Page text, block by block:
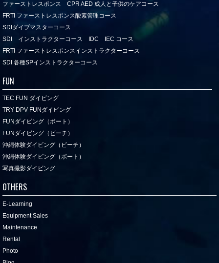
ファーストレスポンス CPR AED 成人と子供のケアコース
FRTI ファーストレスポンス酸素管理コース
SDIダイブマスターコース
SDI インストラクターコース IDC IEC コース
FRTI ファーストレスポンスインストラクターコース
SDI 各種SPインストラクターコース
FUN
TEC FUN ダイビング
TRY DPV FUNダイビング
FUNダイビング（ボート）
FUNダイビング（ビーチ）
沖縄体験ダイビング（ビーチ）
沖縄体験ダイビング（ボート）
写真撮影ダイビング
OTHERS
E-Learning
Equipment Sales
Maintenance
Rental
Photo